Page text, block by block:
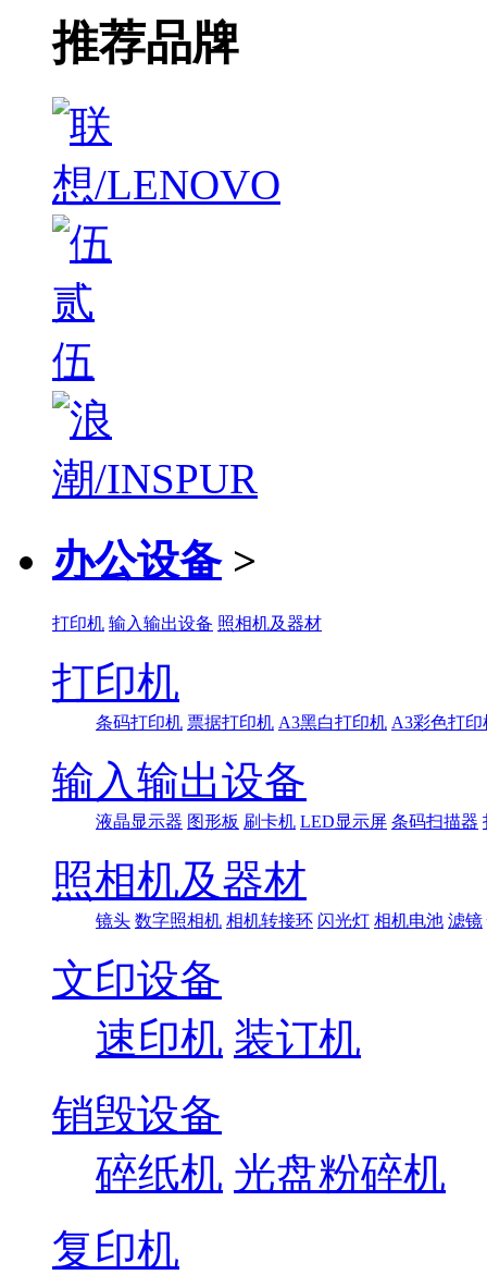
推荐品牌
办公设备 >
打印机 输入输出设备 照相机及器材
打印机
条码打印机 票据打印机 A3黑白打印机 A3彩色打印
输入输出设备
液晶显示器 图形板 刷卡机 LED显示屏 条码扫描器
照相机及器材
镜头 数字照相机 相机转接环 闪光灯 相机电池 滤镜
文印设备
速印机 装订机
销毁设备
碎纸机 光盘粉碎机
复印机